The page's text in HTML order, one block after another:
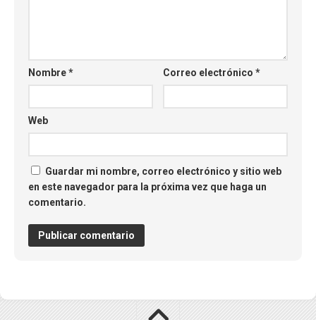
Nombre* Correo electrónico*
Web
Guardar mi nombre, correo electrónico y sitio web
en este navegador para la próxima vez que haga un
comentario.